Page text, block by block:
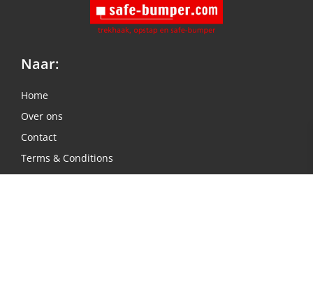
Naar:
Home
Over ons
Contact
Terms & Conditions
Privacy Policy